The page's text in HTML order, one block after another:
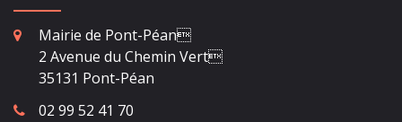
Mairie de Pont-Péan
2 Avenue du Chemin Vert
35131 Pont-Péan
02 99 52 41 70